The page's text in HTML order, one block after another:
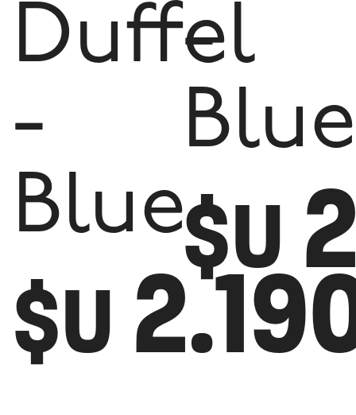
Duffel
-
Blue
$U
-
Blue
$U